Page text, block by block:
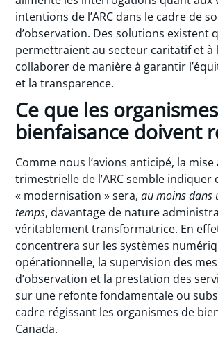
intentions de l’ARC dans le cadre de
d’observation. Des solutions existent
permettraient au secteur caritatif et à
collaborer de manière à garantir
et la transparence.
Ce que les
bienfaisance doivent
Comme nous l’avions anticipé, la
trimestrielle de l’ARC semble indiquer
« modernisation » sera,au moins dans
temps, davantage de nature
véritablement transformatrice. En
concentrera sur les systèmes
opérationnelle, la supervision des
d’observation et la prestation des
sur une refonte fondamentale ou
cadre régissant les organismes de
Canada.